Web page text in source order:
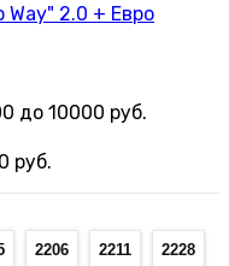
Way" 2.0 + Евро
2206 2211 2228